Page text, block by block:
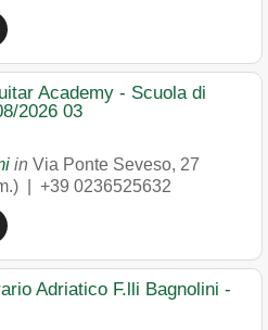
Academy - Scuola di
2026 03
in Via Ponte Seveso, 27
| +39 0236525632
Adriatico F.lli Bagnolini -